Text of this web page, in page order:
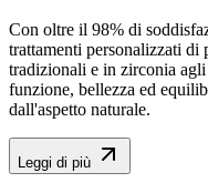
Con oltre il 98% di
trattamenti personalizzati di
tradizionali e in zirconia
funzione, bellezza ed
dall'aspetto naturale.
Leggi di più